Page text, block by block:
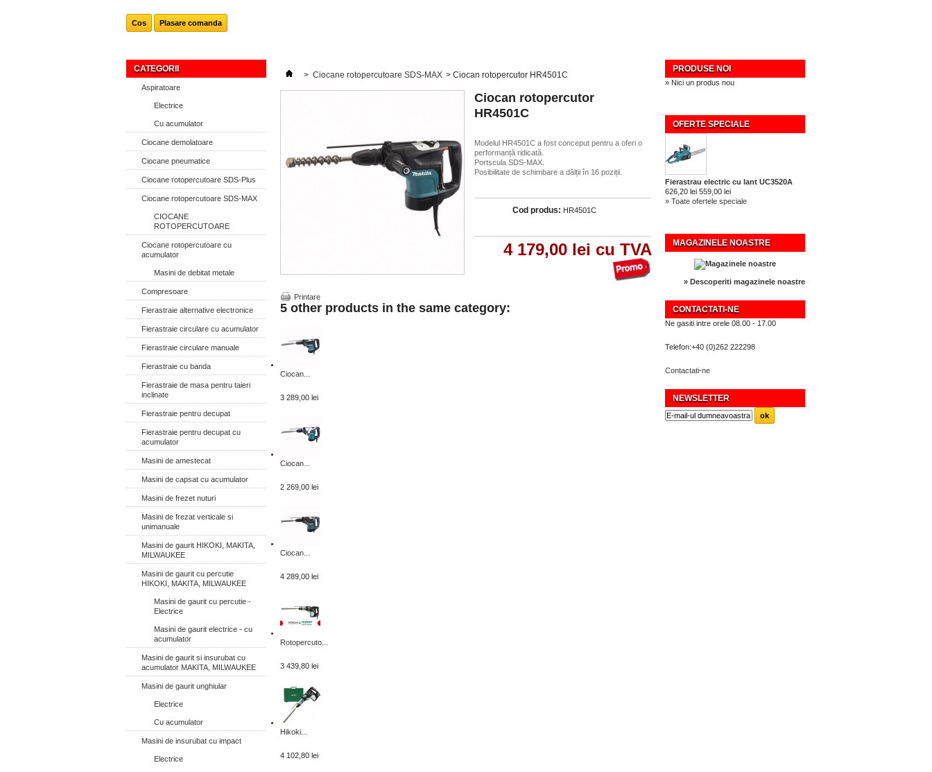
Cos Plasare comanda
CATEGORII
Aspiratoare
Electrice
Cu acumulator
Ciocane demolatoare
Ciocane pneumatice
Ciocane rotopercutoare SDS-Plus
Ciocane rotopercutoare SDS-MAX
CIOCANE
ROTOPERCUTOARE
Ciocane rotopercutoare cu
acumulator
Masini de debitat metale
Compresoare
Fierastraie alternative electronice
Fierastraie circulare cu acumulator
Fierastraie circulare manuale
Fierastraie cu banda
Fierastraie de masa pentru taieri
inclinate
Fierastraie pentru decupat
Fierastraie pentru decupat cu
acumulator
Masini de amestecat
Masini de capsat cu acumulator
Masini de frezet nuturi
Masini de frezat verticale si
unimanuale
Masini de gaurit HIKOKI, MAKITA,
MILWAUKEE
Masini de gaurit cu percutie
HIKOKI, MAKITA, MILWAUKEE
Masini de gaurit cu percutie -
Electrice
Masini de gaurit electrice - cu
acumulator
Masini de gaurit si insurubat cu
acumulator MAKITA, MILWAUKEE
Masini de gaurit unghiular
Electrice
Cu acumulator
Masini de insurubat cu impact
Electrice
> Ciocane rotopercutoare SDS-MAX > Ciocan rotopercutor HR4501C
Printare
Ciocan rotopercutor
HR4501C
Modelul HR4501C a fost conceput pentru a oferi o
performanță ridicată.
Portscula SDS-MAX.
Posibilitate de schimbare a dălții în 16 poziții.
Cod produs: HR4501C
4 179,00 lei cu TVA
5 other products in the same category:
Ciocan...
3 289,00 lei
Ciocan...
2 269,00 lei
Ciocan...
4 289,00 lei
Rotopercuto...
3 439,80 lei
Hikoki...
4 102,80 lei
PRODUSE NOI
» Nici un produs nou
OFERTE SPECIALE
Fierastrau electric cu lant UC3520A
626,20 lei 559,00 lei
» Toate ofertele speciale
MAGAZINELE NOASTRE
» Descoperiti magazinele noastre
CONTACTATI-NE
Ne gasiti intre orele 08.00 - 17.00
Telefon:+40 (0)262 222298
Contactati-ne
NEWSLETTER